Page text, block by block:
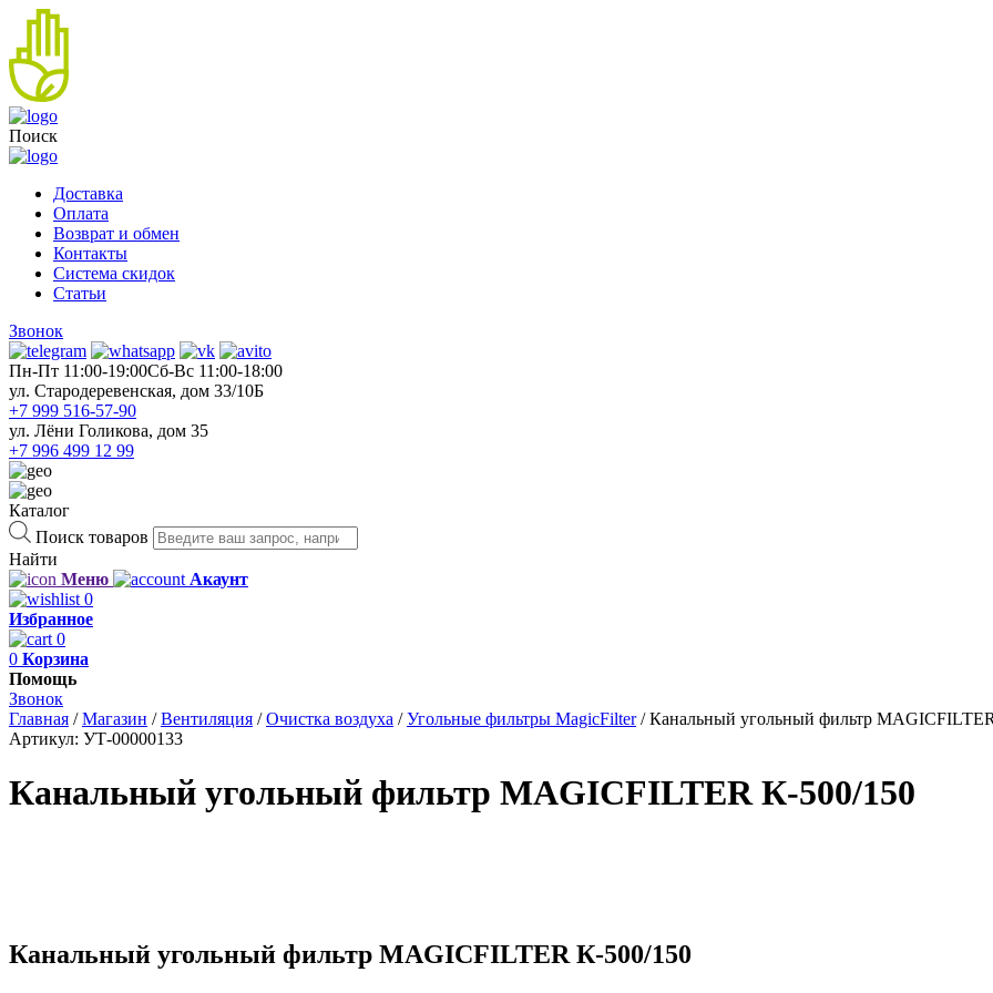
Поиск
Доставка
Оплата
Возврат и обмен
Контакты
Система скидок
Статьи
Звонок
Пн-Пт 11:00-19:00Cб-Вс 11:00-18:00
ул. Стародеревенская, дом 33/10Б
+7 999 516-57-90
ул. Лёни Голикова, дом 35
+7 996 499 12 99
Каталог
Поиск товаров
Найти
Меню
Акаунт
0
Избранное
0
0 Корзина
Помощь
Звонок
Главная /Магазин /Вентиляция /Очистка воздуха /Угольные фильтры MagicFilter/Канальный угольный фильтр
Артикул: УТ-00000133
Канальный угольный фильтр MAGICFILTER К-500/150
Канальный угольный фильтр MAGICFILTER К-500/150